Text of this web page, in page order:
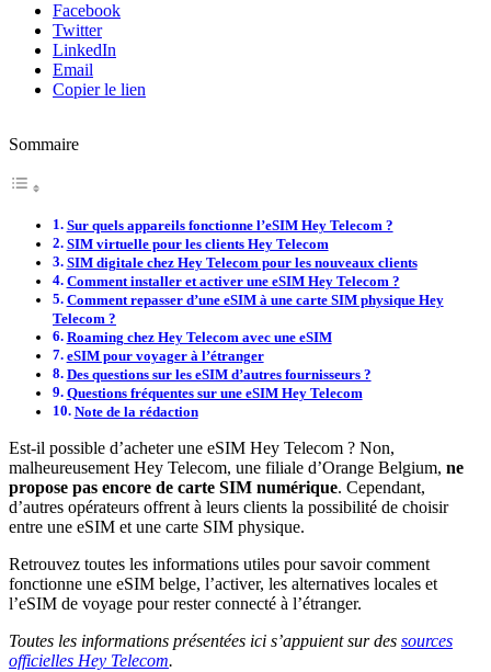
Facebook
Twitter
LinkedIn
Email
Copier le lien
Sommaire
Sur quels appareils fonctionne l’eSIM Hey Telecom ?
SIM virtuelle pour les clients Hey Telecom
SIM digitale chez Hey Telecom pour les nouveaux clients
Comment installer et activer une eSIM Hey Telecom ?
Comment repasser d’une eSIM à une carte SIM physique Hey
Telecom ?
Roaming chez Hey Telecom avec une eSIM
eSIM pour voyager à l’étranger
Des questions sur les eSIM d’autres fournisseurs ?
Questions fréquentes sur une eSIM Hey Telecom
Note de la rédaction
Est-il possible d’acheter une eSIM Hey Telecom ? Non,
malheureusement Hey Telecom, une filiale d’Orange Belgium, ne
propose pas encore de carte SIM numérique. Cependant,
d’autres opérateurs offrent à leurs clients la possibilité de choisir
entre une eSIM et une carte SIM physique.
Retrouvez toutes les informations utiles pour savoir comment
fonctionne une eSIM belge, l’activer, les alternatives locales et
l’eSIM de voyage pour rester connecté à l’étranger.
Toutes les informations présentées ici s’appuient sur des sources
officielles Hey Telecom.